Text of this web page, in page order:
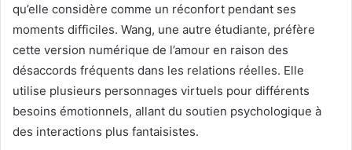
qu’elle considère comme un réconfort pendant ses
moments difficiles. Wang, une autre étudiante, préfère
cette version numérique de l’amour en raison des
désaccords fréquents dans les relations réelles. Elle
utilise plusieurs personnages virtuels pour différents
besoins émotionnels, allant du soutien psychologique à
des interactions plus fantaisistes.